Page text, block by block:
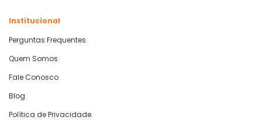
Institucional
Perguntas Frequentes
Quem Somos
Fale Conosco
Blog
Política de Privacidade